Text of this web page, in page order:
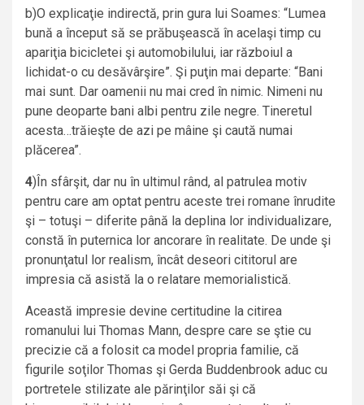
b)O explicaţie indirectă, prin gura lui Soames: “Lumea
bună a început să se prăbuşească în acelaşi timp cu
apariţia bicicletei şi automobilului, iar războiul a
lichidat-o cu desăvârşire”. Şi puţin mai departe: “Bani
mai sunt. Dar oamenii nu mai cred în nimic. Nimeni nu
pune deoparte bani albi pentru zile negre. Tineretul
acesta…trăieşte de azi pe mâine şi caută numai
plăcerea”.
4)În sfârşit, dar nu în ultimul rând, al patrulea motiv
pentru care am optat pentru aceste trei romane înrudite
şi – totuşi – diferite până la deplina lor individualizare,
constă în puternica lor ancorare în realitate. De unde şi
pronunţatul lor realism, încât deseori cititorul are
impresia că asistă la o relatare memorialistică.
Această impresie devine certitudine la citirea
romanului lui Thomas Mann, despre care se ştie cu
precizie că a folosit ca model propria familie, că
figurile soţilor Thomas şi Gerda Buddenbrook aduc cu
portretele stilizate ale părinţilor săi şi că